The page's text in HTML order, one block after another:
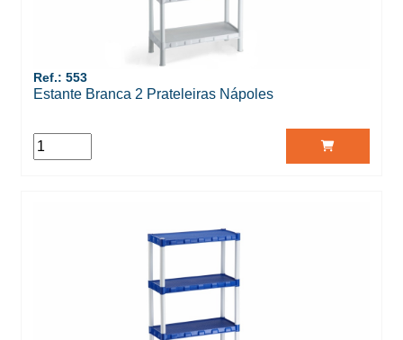
Ref.: 553
Estante Branca 2 Prateleiras Nápoles